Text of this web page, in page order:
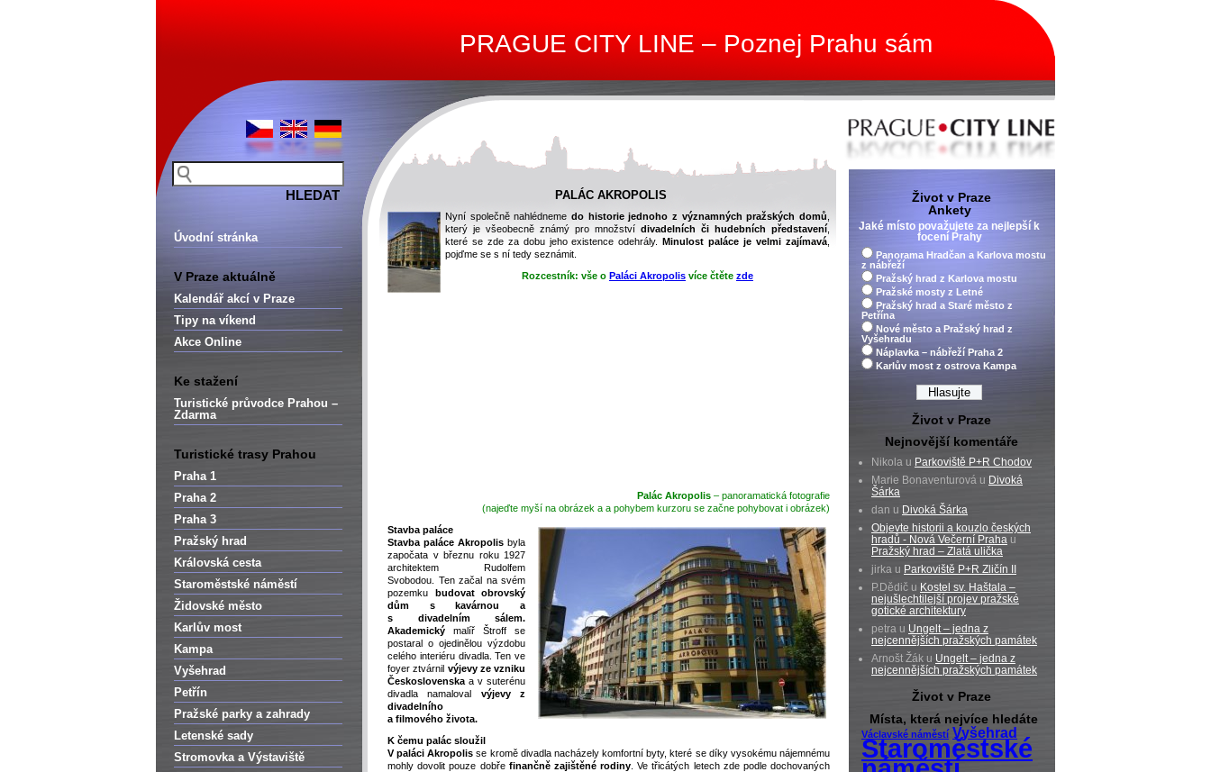
PRAGUE CITY LINE – Poznej Prahu sám
Úvodní stránka
V Praze aktuálně
Kalendář akcí v Praze
Tipy na víkend
Akce Online
Ke stažení
Turistické průvodce Prahou –
Zdarma
Turistické trasy Prahou
Praha 1
Praha 2
Praha 3
Pražský hrad
Královská cesta
Staroměstské náměstí
Židovské město
Karlův most
Kampa
Vyšehrad
Petřín
Pražské parky a zahrady
Letenské sady
Stromovka a Výstaviště
PALÁC AKROPOLIS
Nyní společně nahlédneme do historie jednoho z významných pražských domů
který je všeobecně známý pro množství divadelních či hudebních představení
které se zde za dobu jeho existence odehrály.Minulost paláce je velmi zajímavá
pojďme se s ní tedy seznámit.
Rozcestník: vše o Paláci Akropolis více čtěte zde
Palác Akropolis – panoramatická fotografie
(najeďte myší na obrázek a a pohybem kurzoru se začne pohybovat i obrázek)
Stavba paláce
Stavba paláce Akropolis byla
započata v březnu roku 1927
architektem Rudolfem
Svobodou. Ten začal na svém
pozemku budovat obrovský
dům s kavárnou
a
s divadelním sálem.
Akademický malíř Štroff se
postaral o ojedinělou výzdobu
celého interiéru divadla. Ten ve
foyer ztvárnil výjevy ze vzniku
Československa a v suterénu
divadla namaloval výjevy z
divadelního
a filmového života.
K čemu palác sloužil
V paláci Akropolis se kromě divadla nacházely komfortní byty, které se díky vysokému nájemnému
mohly dovolit pouze dobře finančně zajištěné rodiny . Ve třicátých letech zde podle dochovaných
Život v Praze
Ankety
Jaké místo považujete za nejlepší k
focení Prahy
Panorama Hradčan a Karlova mostu
z nábřeží
Pražský hrad z Karlova mostu
Pražské mosty z Letné
Pražský hrad a Staré město z
Petřína
Nové město a Pražský hrad z
Vyšehradu
Náplavka – nábřeží Praha 2
Karlův most z ostrova Kampa
Život v Praze
Nejnovější komentáře
Nikola u Parkoviště P+R Chodov
Marie Bonaventurová u Divoká
Šárka
dan u Divoká Šárka
Objevte historii a kouzlo českých
hradů - Nová Večerní Praha u
Pražský hrad – Zlatá ulička
jirka u Parkoviště P+R Zličín II
P.Dědič u Kostel sv. Haštala –
nejušlechtilejší projev pražské
gotické architektury
petra u Ungelt – jedna z
nejcennějších pražských památek
Arnošt Žák u Ungelt – jedna z
nejcennějších pražských památek
Život v Praze
Místa, která nejvíce hledáte
Václavské náměstí Vyšehrad
Staroměstské